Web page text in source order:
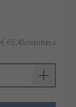
€ 65,45/eenheid